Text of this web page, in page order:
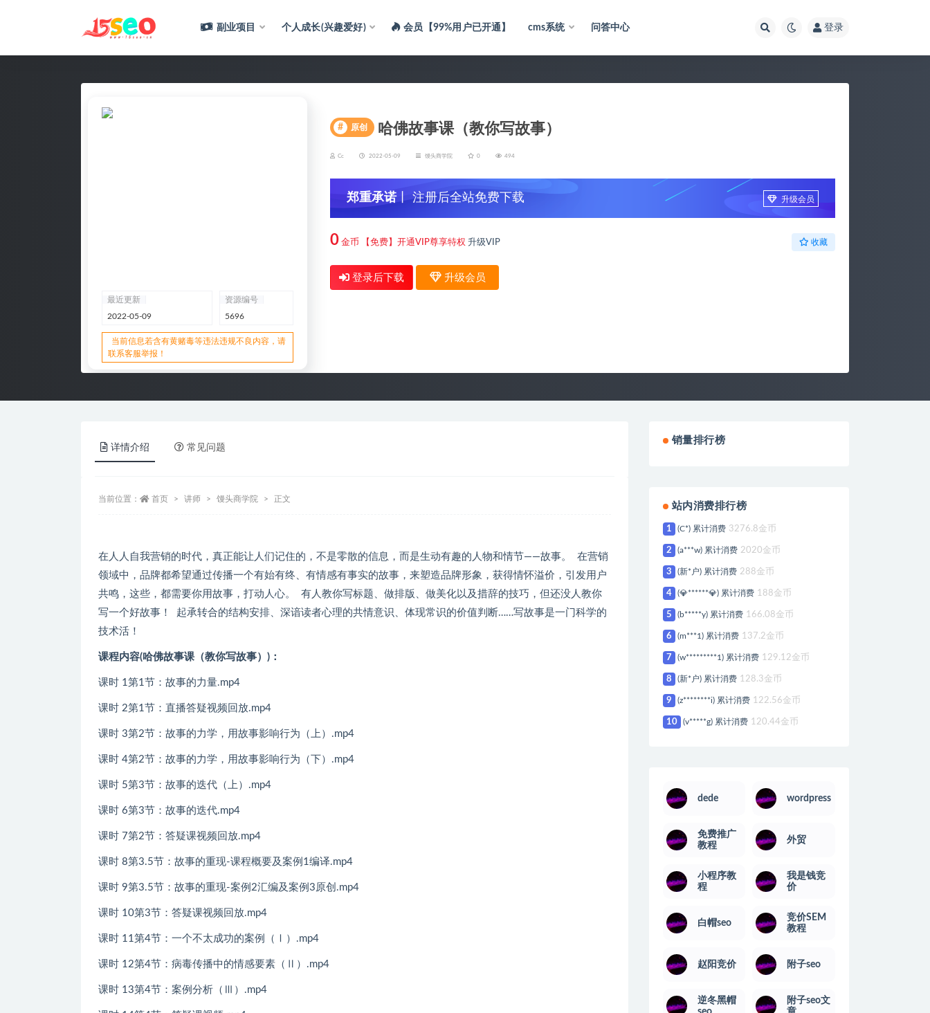
副业项目 个人成长(兴趣爱好) 会员【99%用户已开通】 cms系统 问答中心 登录
最近更新
2022-05-09
资源编号
5696
当前信息若含有黄赌毒等违法违规不良内容，请
联系客服举报！
# 原创 哈佛故事课（教你写故事）
Cc 2022-05-09 馒头商学院 0 494
郑重承诺丨 注册后全站免费下载 升级会员
0 金币 【免费】开通VIP尊享特权 升级VIP 收藏
登录后下载 升级会员
详情介绍 常见问题
当前位置： 首页 讲师 馒头商学院 正文
在人人自我营销的时代，真正能让人们记住的，不是零散的信息，而是生动有趣的人物和情节——故事。 在营销
领域中，品牌都希望通过传播一个有始有终、有情感有事实的故事，来塑造品牌形象，获得情怀溢价，引发用户
共鸣，这些，都需要你用故事，打动人心。 有人教你写标题、做排版、做美化以及措辞的技巧，但还没人教你
写一个好故事！ 起承转合的结构安排、深谙读者心理的共情意识、体现常识的价值判断……写故事是一门科学的
技术活！
课程内容(哈佛故事课（教你写故事）)：
课时 1第1节：故事的力量.mp4
课时 2第1节：直播答疑视频回放.mp4
课时 3第2节：故事的力学，用故事影响行为（上）.mp4
课时 4第2节：故事的力学，用故事影响行为（下）.mp4
课时 5第3节：故事的迭代（上）.mp4
课时 6第3节：故事的迭代.mp4
课时 7第2节：答疑课视频回放.mp4
课时 8第3.5节：故事的重现-课程概要及案例1编译.mp4
课时 9第3.5节：故事的重现-案例2汇编及案例3原创.mp4
课时 10第3节：答疑课视频回放.mp4
课时 11第4节：一个不太成功的案例（Ⅰ）.mp4
课时 12第4节：病毒传播中的情感要素（Ⅱ）.mp4
课时 13第4节：案例分析（Ⅲ）.mp4
销量排行榜
站内消费排行榜
1 (C*) 累计消费 3276.8金币
2 (a***w) 累计消费 2020金币
3 (新*户) 累计消费 288金币
4 (💎******💎) 累计消费 188金币
5 (b*****y) 累计消费 166.08金币
6 (m***1) 累计消费 137.2金币
7 (w*********1) 累计消费 129.12金币
8 (新*户) 累计消费 128.3金币
9 (z********i) 累计消费 122.56金币
10 (v*****g) 累计消费 120.44金币
dede wordpress
免费推广
教程
外贸
小程序教
程
我是钱竞
价
白帽seo
竞价SEM
教程
赵阳竞价 附子seo
逆冬黑帽
附子seo文